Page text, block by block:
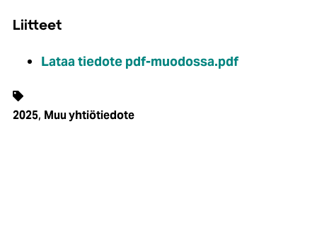
Liitteet
Lataa tiedote pdf-muodossa.pdf
2025, Muu yhtiötiedote